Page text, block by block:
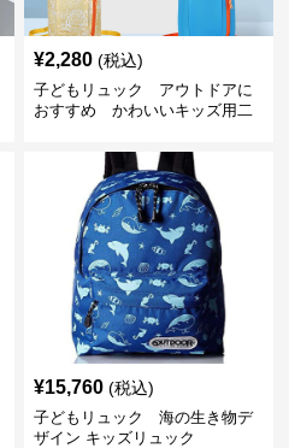
¥2,280 (税込)
子どもリュック アウトドアに
おすすめ かわいいキッズ用二
¥15,760 (税込)
子どもリュック 海の生き物デ
ザイン キッズリュック